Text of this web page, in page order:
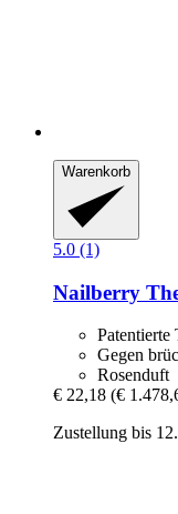
Warenkorb
5.0 (1)
Nailberry
Patentierte
Gegen
Rosenduft
€ 22,18 (€
Zustellung bis